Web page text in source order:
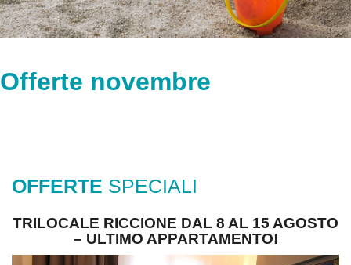
Offerte novembre
OFFERTE SPECIALI
TRILOCALE RICCIONE DAL 8 AL 15 AGOSTO
– ULTIMO APPARTAMENTO!